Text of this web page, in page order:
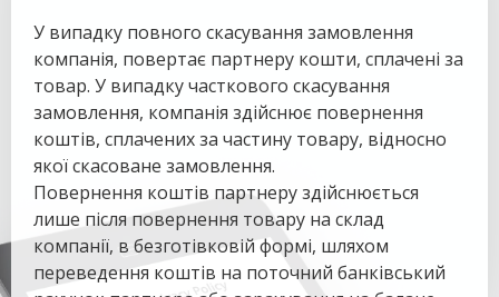
У випадку повного скасування замовлення
компанія, повертає партнеру кошти, сплачені за
товар. У випадку часткового скасування
замовлення, компанія здійснює повернення
коштів, сплачених за частину товару, відносно
якої скасоване замовлення.
Повернення коштів партнеру здійснюється
лише після повернення товару на склад
компанії, в безготівковій формі, шляхом
переведення коштів на поточний банківський